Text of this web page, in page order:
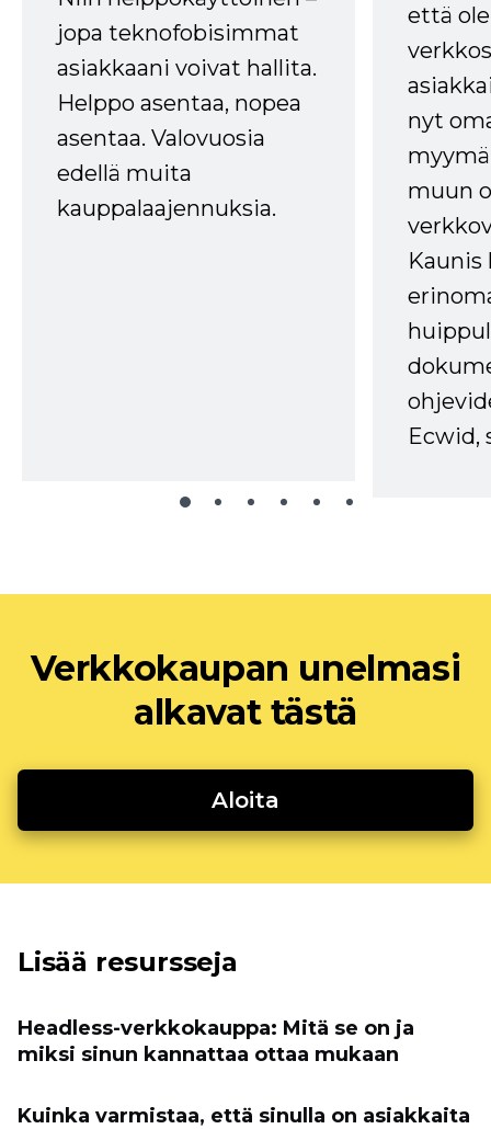
jopa teknofobisimmat
asiakkaani voivat hallita.
Helppo asentaa, nopea
asentaa. Valovuosia
edellä muita
kauppalaajennuksia.
että
nyt
muun
Kaunis
Ecwid,
Verkkokaupan unelmasi
alkavat tästä
Aloita
Lisää resursseja
Headless-verkkokauppa: Mitä se on ja
miksi sinun kannattaa ottaa mukaan
Kuinka varmistaa, että sinulla on asiakkaita